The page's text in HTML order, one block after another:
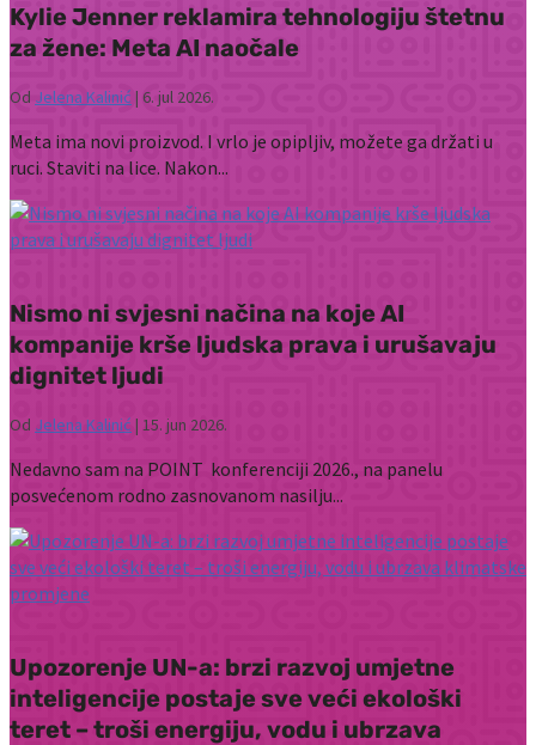
Kylie Jenner reklamira tehnologiju štetnu
za žene: Meta AI naočale
Od Jelena Kalinić | 6. jul 2026.
Meta ima novi proizvod. I vrlo je opipljiv, možete ga držati u
ruci. Staviti na lice. Nakon...
Nismo ni svjesni načina na koje AI
kompanije krše ljudska prava i urušavaju
dignitet ljudi
Od Jelena Kalinić | 15. jun 2026.
Nedavno sam na POINT konferenciji 2026., na panelu
posvećenom rodno zasnovanom nasilju...
Upozorenje UN-a: brzi razvoj umjetne
inteligencije postaje sve veći ekološki
teret – troši energiju, vodu i ubrzava